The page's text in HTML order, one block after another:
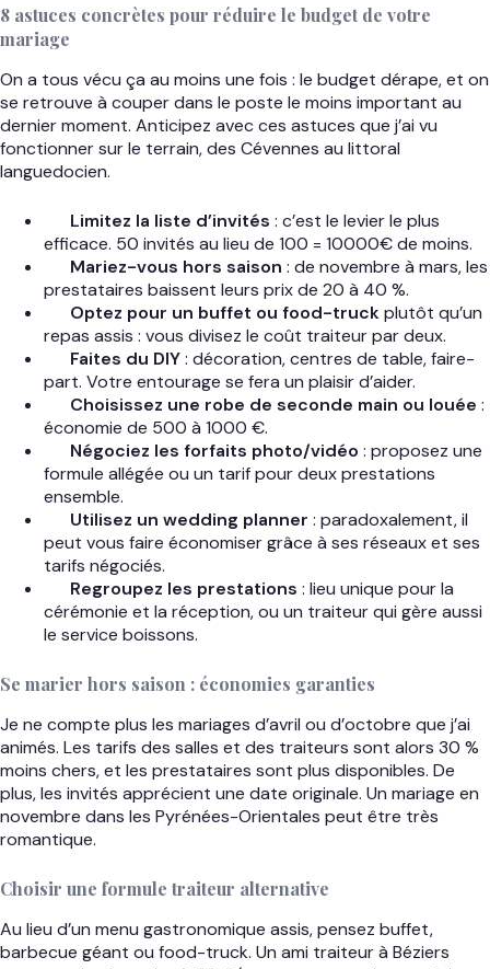
8 astuces concrètes pour réduire le budget de votre
mariage
On a tous vécu ça au moins une fois : le budget dérape, et on
se retrouve à couper dans le poste le moins important au
dernier moment. Anticipez avec ces astuces que j’ai vu
fonctionner sur le terrain, des Cévennes au littoral
languedocien.
Limitez la liste d’invités : c’est le levier le plus
efficace. 50 invités au lieu de 100 = 10000€ de moins.
Mariez-vous hors saison : de novembre à mars, les
prestataires baissent leurs prix de 20 à 40 %.
Optez pour un buffet ou food-truckplutôt qu’un
repas assis : vous divisez le coût traiteur par deux.
Faites du DIY: décoration, centres de table, faire-
part. Votre entourage se fera un plaisir d’aider.
Choisissez une robe de seconde main ou louée :
économie de 500 à 1000 €.
Négociez les forfaits photo/vidéo : proposez une
formule allégée ou un tarif pour deux prestations
ensemble.
Utilisez un wedding planner : paradoxalement, il
peut vous faire économiser grâce à ses réseaux et ses
tarifs négociés.
Regroupez les prestations : lieu unique pour la
cérémonie et la réception, ou un traiteur qui gère aussi
le service boissons.
Se marier hors saison : économies garanties
Je ne compte plus les mariages d’avril ou d’octobre que j’ai
animés. Les tarifs des salles et des traiteurs sont alors 30 %
moins chers, et les prestataires sont plus disponibles. De
plus, les invités apprécient une date originale. Un mariage en
novembre dans les Pyrénées-Orientales peut être très
romantique.
Choisir une formule traiteur alternative
Au lieu d’un menu gastronomique assis, pensez buffet,
barbecue géant ou food-truck. Un ami traiteur à Béziers